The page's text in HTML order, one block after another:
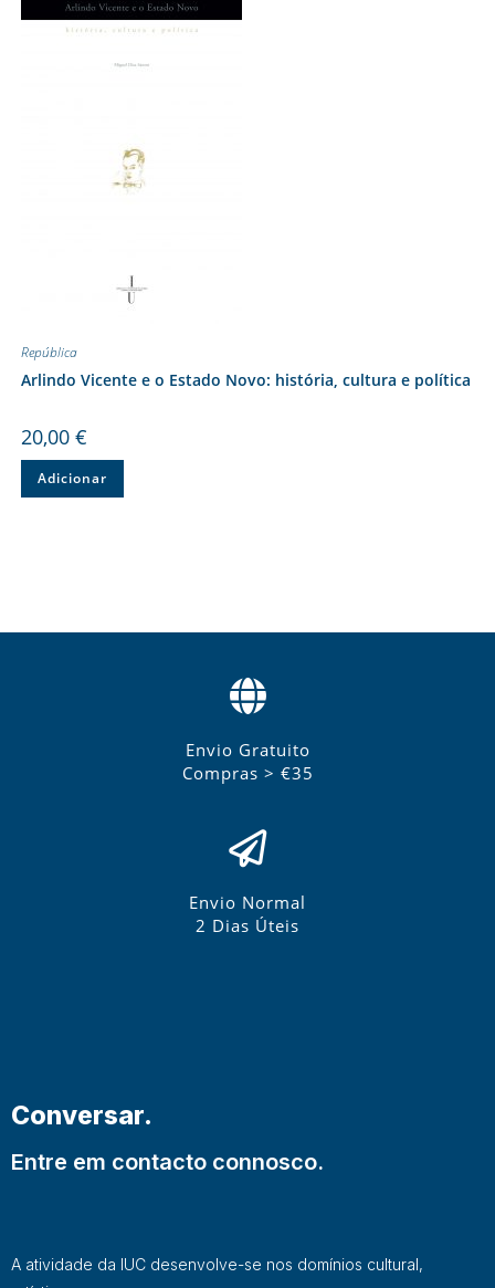
República
Arlindo Vicente e o Estado Novo: história, cultura e política
20,00 €
Adicionar
Envio Gratuito
Compras > €35
Envio Normal
2 Dias Úteis
Conversar.
Entre em contacto connosco.
A atividade da IUC desenvolve-se nos domínios cultural,